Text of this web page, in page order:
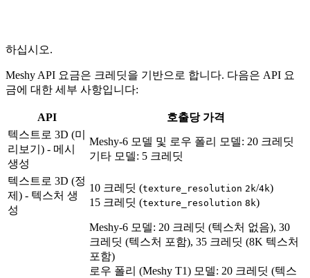
하십시오.
Meshy API 요금은 크레딧을 기반으로 합니다. 다음은 API 요
금에 대한 세부 사항입니다:
API
호출당 가격
텍스트로 3D (미
리보기) - 메시
생성
Meshy-6 모델 및 로우 폴리 모델: 20 크레딧
기타 모델: 5 크레딧
텍스트로 3D (정
제) - 텍스처 생
성
10 크레딧 (texture_resolution 2k/4k)
15 크레딧 (texture_resolution 8k)
Meshy-6 모델: 20 크레딧 (텍스처 없음), 30
크레딧 (텍스처 포함), 35 크레딧 (8K 텍스처
포함)
로우 폴리 (Meshy T1) 모델: 20 크레딧 (텍스